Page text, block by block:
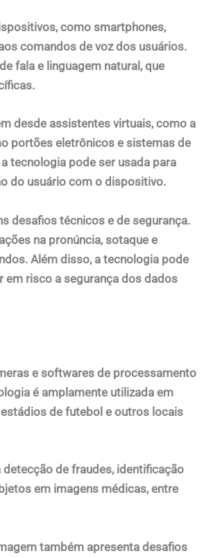
como smartphones,
comandos de voz dos usuários.
fala e linguagem natural, que
desde assistentes virtuais, como a
portões eletrônicos e sistemas de
tecnologia pode ser usada para
do usuário com o dispositivo.
desafios técnicos e de segurança.
na pronúncia, sotaque e
Além disso, a tecnologia pode
em risco a segurança dos dados
e softwares de processamento
é amplamente utilizada em
de futebol e outros locais
de fraudes, identificação
em imagens médicas, entre
também apresenta desafios